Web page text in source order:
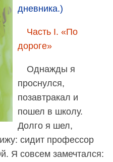
дневника.)
Часть I. «По
дороге»
Однажды я
проснулся,
позавтракал и
пошел в школу.
Долго я шел,
сидит профессор
Я совсем замечтался: